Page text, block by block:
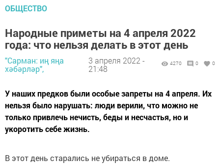
ОБЩЕСТВО
Народные приметы на 4 апреля 2022
года: что нельзя делать в этот день
"Сарман: иң яңа
хәбәрләр",
3 апреля 2022 -
21:48
4270 0 0
У наших предков были особые запреты на 4 апреля. Их
нельзя было нарушать: люди верили, что можно не
только привлечь нечисть, беды и несчастья, но и
укоротить себе жизнь.
В этот день старались не убираться в доме.